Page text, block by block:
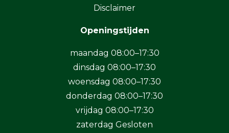
Disclaimer
Openingstijden
maandag 08:00–17:30
dinsdag 08:00–17:30
woensdag 08:00–17:30
donderdag 08:00–17:30
vrijdag 08:00–17:30
zaterdag Gesloten